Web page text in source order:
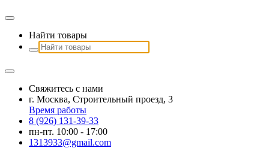
Найти товары
Свяжитесь с нами
г. Москва, Строительный проезд, 3
Время работы
8 (926) 131-39-33
пн-пт. 10:00 - 17:00
1313933@gmail.com